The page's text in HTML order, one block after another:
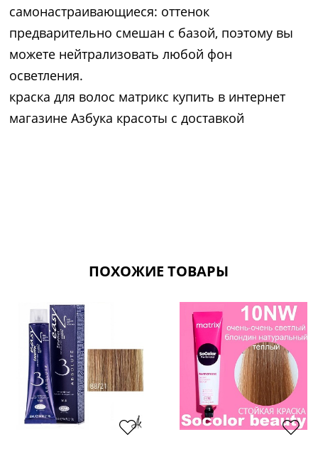
самонастраивающиеся: оттенок
предварительно смешан с базой, поэтому вы
можете нейтрализовать любой фон
осветления.
краска для волос матрикс купить в интернет
магазине Азбука красоты с доставкой
ПОХОЖИЕ ТОВАРЫ